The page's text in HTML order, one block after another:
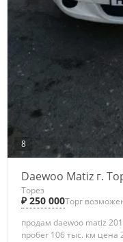
8
Daewoo Matiz г.
Торез
₽ 250 000Торг
продам daewoo matiz
пробег 106 тыс. км цена